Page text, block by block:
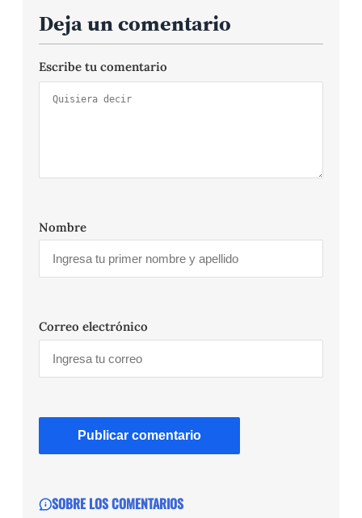
Deja un comentario
Escribe tu comentario
Nombre
Correo electrónico
SOBRE LOS COMENTARIOS